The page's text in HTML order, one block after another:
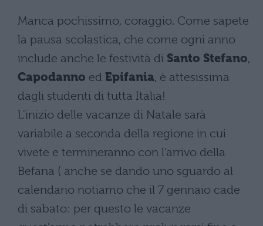
Manca pochissimo, coraggio. Come sapete
la pausa scolastica, che come ogni anno
include anche le festività di Santo Stefano,
Capodanno ed Epifania, è attesissima
dagli studenti di tutta Italia!
L'inizio delle vacanze di Natale sarà
variabile a seconda della regione in cui
vivete e termineranno con l’arrivo della
Befana ( anche se dando uno sguardo al
calendario notiamo che il 7 gennaio cade
di sabato: per questo le vacanze